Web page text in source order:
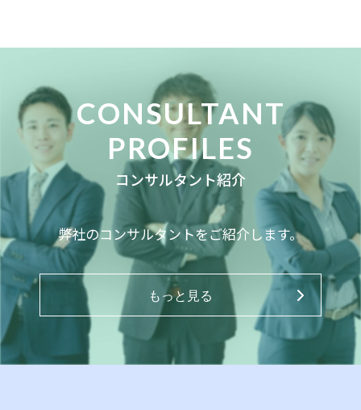
CONSULTANT
PROFILES
コンサルタント紹介
弊社のコンサルタントをご紹介します。
もっと見る